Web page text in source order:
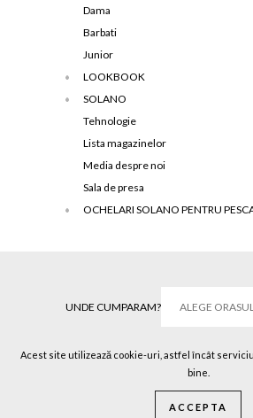
Dama
Barbati
Junior
LOOKBOOK
SOLANO
Tehnologie
Lista magazinelor
Media despre noi
Sala de presa
OCHELARI SOLANO PENTRU
UNDE CUMPARAM?
Solano © 2016 Toate drepturile
Acest site utilizează cookie-uri, astfel încât
bine.
ACCEPTA